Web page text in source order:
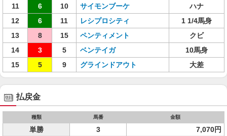
11
6 10 サイモンブーケ
ハナ
12
6 11 レシプロシティ
1 1/4馬身
13
8 15 ペンティメント
クビ
14
3 5 ベンテイガ
10馬身
15
5 9 グラインドアウト 大差
払戻金
種類 馬番 金額
単勝 3 7,070円